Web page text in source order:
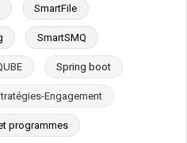
SmartFile
SmartSMQ
Spring boot
Engagement
programmes